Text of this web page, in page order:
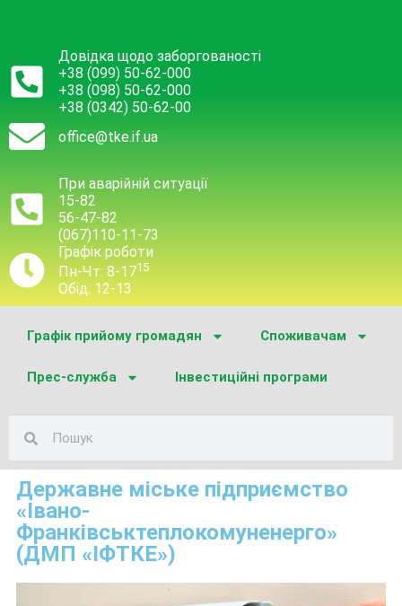
Довідка щодо заборгованості
+38 (099) 50-62-000
+38 (098) 50-62-000
+38 (0342) 50-62-00
office@tke.if.ua
При аварійній ситуації
15-82
56-47-82
(067)110-11-73
Графік роботи
Пн-Чт: 8-1715
Обід: 12-13
Графік прийому громадян Споживачам
Прес-служба Інвестиційні програми
Державне міське підприємство
«Івано-
Франківськтеплокомуненерго»
(ДМП «ІФТКЕ»)